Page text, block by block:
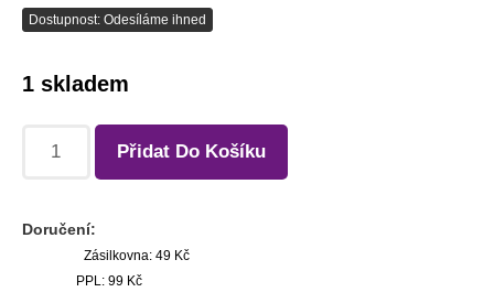
Dostupnost: Odesíláme ihned
1 skladem
Přidat Do Košíku
Doručení:
Zásilkovna: 49 Kč
PPL: 99 Kč